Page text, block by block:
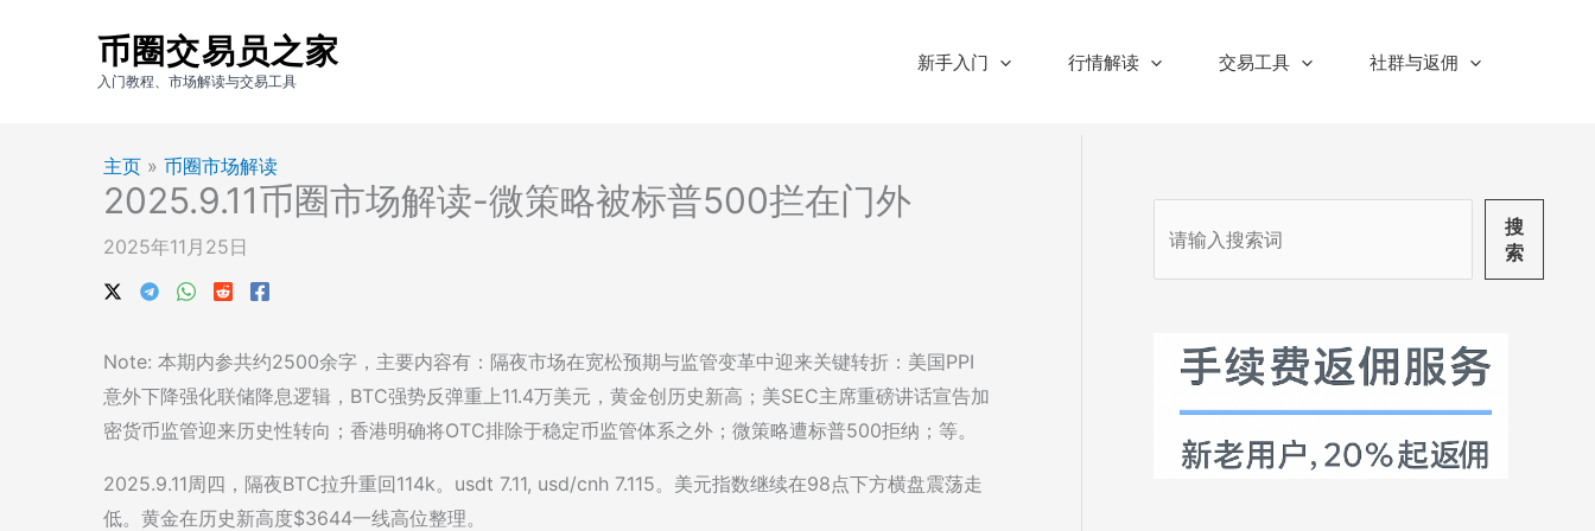
币圈交易员之家
入门教程、市场解读与交易工具
新手入门 行情解读 交易工具 社群与返佣
主页 » 币圈市场解读
2025.9.11币圈市场解读-微策略被标普500拦在门外
2025年11月25日
Note: 本期内参共约2500余字，主要内容有：隔夜市场在宽松预期与监管变革中迎来关键转折：美国PPI
意外下降强化联储降息逻辑，BTC强势反弹重上11.4万美元，黄金创历史新高；美SEC主席重磅讲话宣告加
密货币监管迎来历史性转向；香港明确将OTC排除于稳定币监管体系之外；微策略遭标普500拒纳；等。
2025.9.11周四，隔夜BTC拉升重回114k。usdt 7.11, usd/cnh 7.115。美元指数继续在98点下方横盘震荡走
低。黄金在历史新高度$3644一线高位整理。
搜
索